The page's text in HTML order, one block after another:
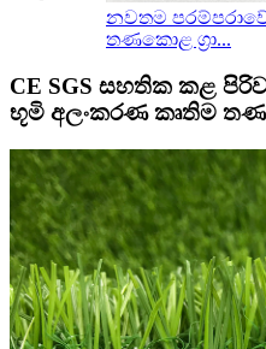
නවතම
තණකොළ ග්‍රා...
CE SGS සහතික කළ
භූමි අලංකරණ කෘතිම